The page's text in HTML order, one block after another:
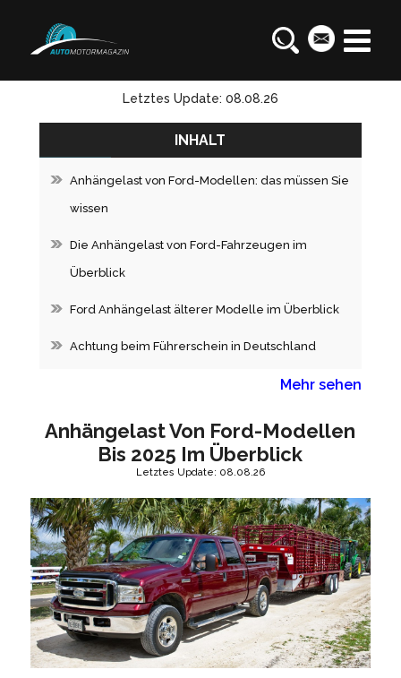
Letztes Update: 08.08.26
INHALT
Anhängelast von Ford-Modellen: das müssen Sie
wissen
Die Anhängelast von Ford-Fahrzeugen im
Überblick
Ford Anhängelast älterer Modelle im Überblick
Achtung beim Führerschein in Deutschland
Mehr sehen
Anhängelast Von Ford-Modellen
Bis 2025 Im Überblick
Letztes Update: 08.08.26